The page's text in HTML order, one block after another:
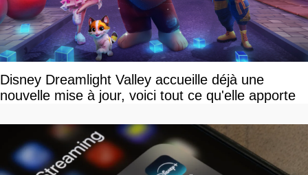
Disney Dreamlight Valley accueille déjà une
nouvelle mise à jour, voici tout ce qu'elle apporte